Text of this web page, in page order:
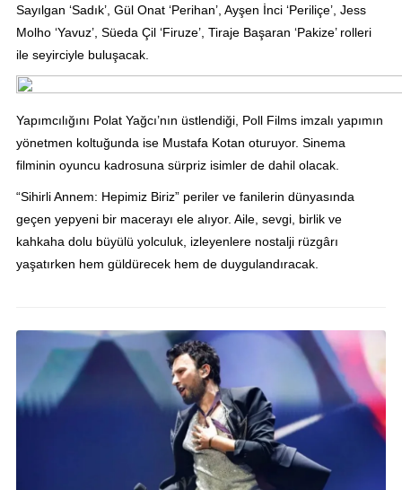
Sayılgan ‘Sadık’, Gül Onat ‘Perihan’, Ayşen İnci ‘Periliçe’, Jess
Molho ‘Yavuz’, Süeda Çil ‘Firuze’, Tiraje Başaran ‘Pakize’ rolleri
ile seyirciyle buluşacak.
Yapımcılığını Polat Yağcı’nın üstlendiği, Poll Films imzalı yapımın
yönetmen koltuğunda ise Mustafa Kotan oturuyor. Sinema
filminin oyuncu kadrosuna sürpriz isimler de dahil olacak.
“Sihirli Annem: Hepimiz Biriz” periler ve fanilerin dünyasında
geçen yepyeni bir macerayı ele alıyor. Aile, sevgi, birlik ve
kahkaha dolu büyülü yolculuk, izleyenlere nostalji rüzgârı
yaşatırken hem güldürecek hem de duygulandıracak.